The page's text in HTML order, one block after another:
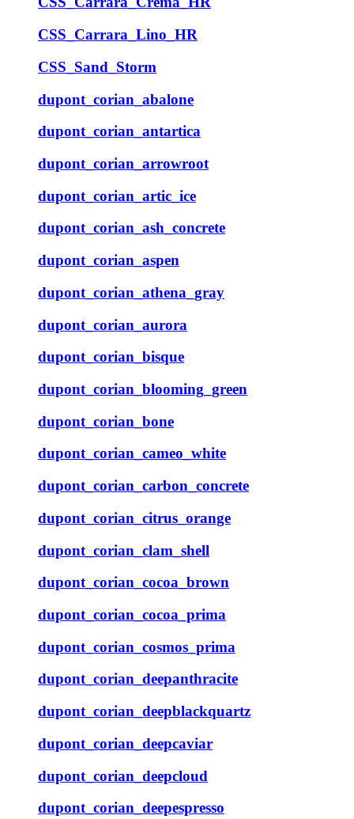
CSS_Carrara_Lino_HR
CSS_Sand_Storm
dupont_corian_abalone
dupont_corian_antartica
dupont_corian_arrowroot
dupont_corian_artic_ice
dupont_corian_ash_concrete
dupont_corian_aspen
dupont_corian_athena_gray
dupont_corian_aurora
dupont_corian_bisque
dupont_corian_blooming_green
dupont_corian_bone
dupont_corian_cameo_white
dupont_corian_carbon_concrete
dupont_corian_citrus_orange
dupont_corian_clam_shell
dupont_corian_cocoa_brown
dupont_corian_cocoa_prima
dupont_corian_cosmos_prima
dupont_corian_deepanthracite
dupont_corian_deepblackquartz
dupont_corian_deepcaviar
dupont_corian_deepcloud
dupont_corian_deepespresso